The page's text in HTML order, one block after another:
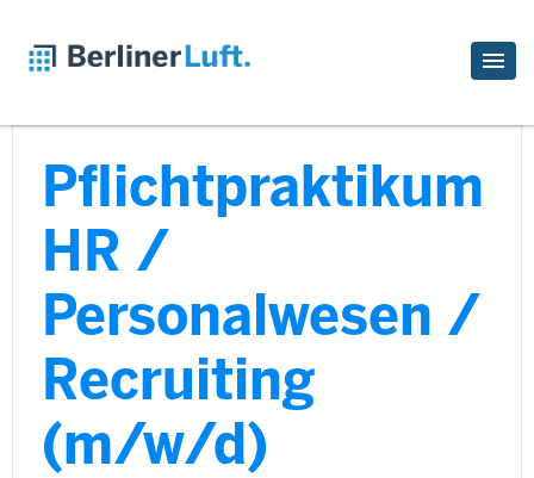
Pflichtpraktikum
HR /
Personalwesen /
Recruiting
(m/w/d)